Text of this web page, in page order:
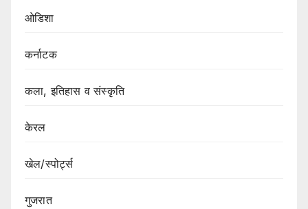
ओडिशा
कर्नाटक
कला, इतिहास व संस्कृति
केरल
खेल/स्पोर्ट्स
गुजरात